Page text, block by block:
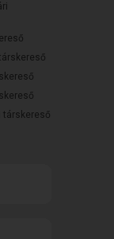
társkereső